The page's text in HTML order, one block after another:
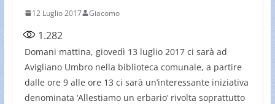
12 Luglio 2017 Giacomo
1.282
Domani mattina, giovedì 13 luglio 2017 ci sarà ad
Avigliano Umbro nella biblioteca comunale, a partire
dalle ore 9 alle ore 13 ci sarà un’interessante iniziativa
denominata ‘Allestiamo un erbario’ rivolta soprattutto